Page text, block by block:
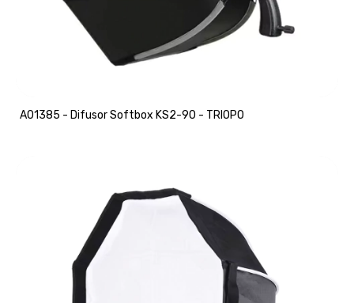
A01385 - Difusor Softbox KS2-90 - TRIOPO